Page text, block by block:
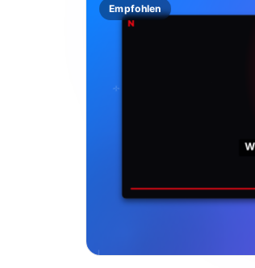
Empfohlen